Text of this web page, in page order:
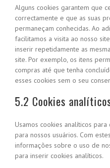
Alguns cookies garantem que
correctamente e que as suas
permaneçam conhecidas. Ao
facilitamos a visita ao nosso
inserir repetidamente as
site. Por exemplo, os itens
compras até que tenha
esses cookies sem o seu
5.2 Cookies
Usamos cookies analíticos
para nossos usuários. Com
informações sobre o uso de
para inserir cookies analíticos.